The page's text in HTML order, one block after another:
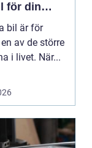
för din
bil är för
av de större
i livet. När...